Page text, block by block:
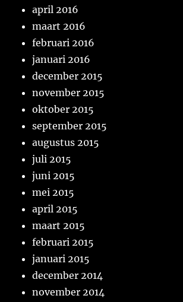
april 2016
maart 2016
februari 2016
januari 2016
december 2015
november 2015
oktober 2015
september 2015
augustus 2015
juli 2015
juni 2015
mei 2015
april 2015
maart 2015
februari 2015
januari 2015
december 2014
november 2014